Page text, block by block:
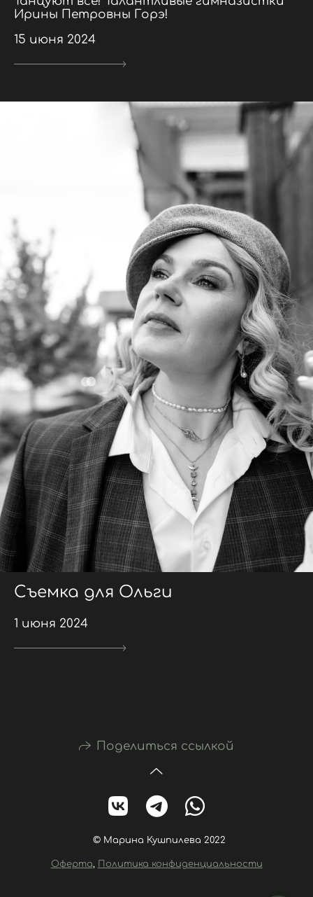
Ирины Петровны Горэ!
15 июня 2024
Съемка для Ольги
1 июня 2024
Поделиться ссылкой
© Марина Кушпилева 2022
Оферта, Политика конфиденциальности